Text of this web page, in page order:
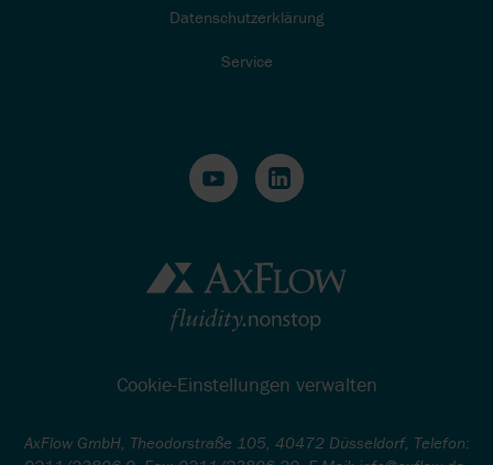
Datenschutzerklärung
Service
Cookie-Einstellungen verwalten
AxFlow GmbH, Theodorstraße 105, 40472 Düsseldorf, Telefon: